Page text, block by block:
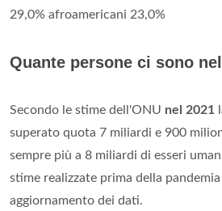
29,0% afroamericani 23,0%
Quante persone ci sono
Secondo le stime dell'ONU nel 2021
superato quota 7 miliardi e 900
sempre più a 8 miliardi di esseri
stime realizzate prima della
aggiornamento dei dati.